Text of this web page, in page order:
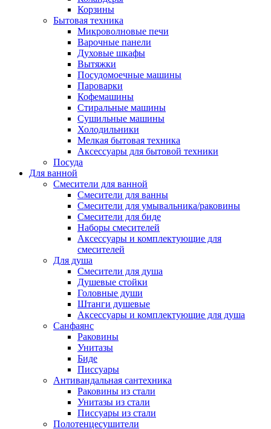
Корзины
Бытовая техника
Микроволновые печи
Варочные панели
Духовые шкафы
Вытяжки
Посудомоечные машины
Пароварки
Кофемашины
Стиральные машины
Сушильные машины
Холодильники
Мелкая бытовая техника
Аксессуары для бытовой техники
Посуда
Для ванной
Смесители для ванной
Смесители для ванны
Смесители для умывальника/раковины
Смесители для биде
Наборы смесителей
Аксессуары и комплектующие для
смесителей
Для душа
Смесители для душа
Душевые стойки
Головные души
Штанги душевые
Аксессуары и комплектующие для душа
Санфаянс
Раковины
Унитазы
Биде
Писсуары
Антивандальная сантехника
Раковины из стали
Унитазы из стали
Писсуары из стали
Полотенцесушители